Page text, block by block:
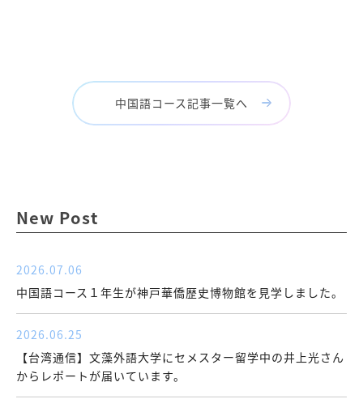
中国語コース記事一覧へ
New Post
2026.07.06
中国語コース１年生が神戸華僑歴史博物館を見学しました。
2026.06.25
【台湾通信】文藻外語大学にセメスター留学中の井上光さん
からレポートが届いています。